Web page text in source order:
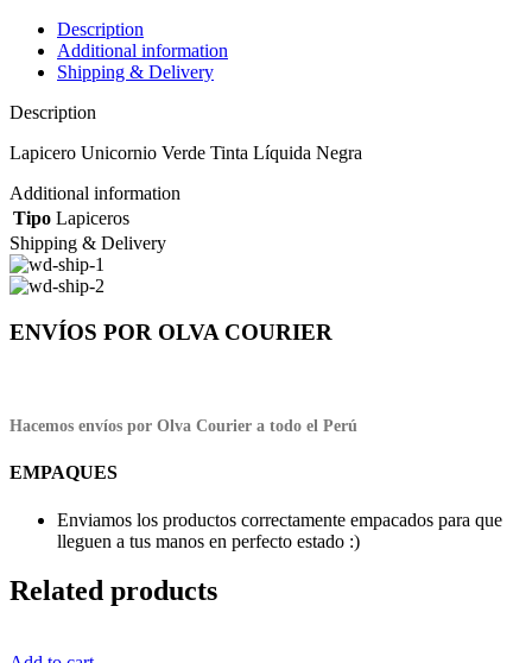
Description
Additional information
Shipping & Delivery
Description
Lapicero Unicornio Verde Tinta Líquida Negra
Additional information
Tipo Lapiceros
Shipping & Delivery
ENVÍOS POR OLVA COURIER
Hacemos envíos por Olva Courier a todo el Perú
EMPAQUES
Enviamos los productos correctamente empacados para que
lleguen a tus manos en perfecto estado :)
Related products